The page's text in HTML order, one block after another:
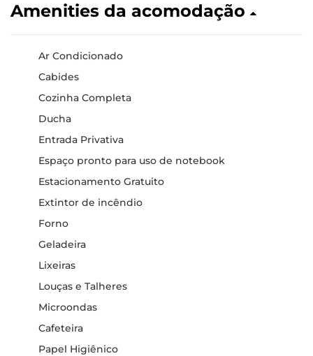
Amenities da acomodação
Ar Condicionado
Cabides
Cozinha Completa
Ducha
Entrada Privativa
Espaço pronto para uso de notebook
Estacionamento Gratuito
Extintor de incêndio
Forno
Geladeira
Lixeiras
Louças e Talheres
Microondas
Cafeteira
Papel Higiênico